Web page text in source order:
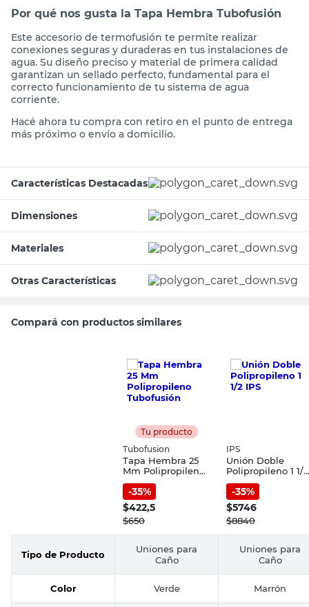
Por qué nos gusta la Tapa Hembra Tubofusión
Este accesorio de termofusión te permite realizar
conexiones seguras y duraderas en tus instalaciones de
agua. Su diseño preciso y material de primera calidad
garantizan un sellado perfecto, fundamental para el
correcto funcionamiento de tu sistema de agua
corriente.
Hacé ahora tu compra con retiro en el punto de entrega
más próximo o envío a domicilio.
Características Destacadas
Dimensiones
Materiales
Otras Características
Compará con productos similares
Tu producto
Tubofusion
Tapa Hembra 25
Mm Polipropileno
Tubofusión
-35%
$422,5
$650
IPS
Unión Doble
Polipropileno 1 1/2
IPS
-35%
$5746
$8840
Tipo de Producto
Uniones para
Caño
Uniones para
Caño
Color Verde Marrón